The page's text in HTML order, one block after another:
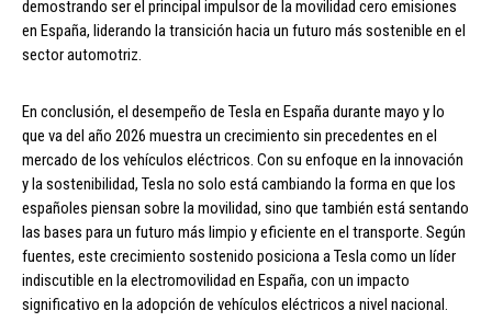
demostrando ser el principal impulsor de la movilidad cero emisiones
en España, liderando la transición hacia un futuro más sostenible en el
sector automotriz.
En conclusión, el desempeño de Tesla en España durante mayo y lo
que va del año 2026 muestra un crecimiento sin precedentes en el
mercado de los vehículos eléctricos. Con su enfoque en la innovación
y la sostenibilidad, Tesla no solo está cambiando la forma en que los
españoles piensan sobre la movilidad, sino que también está sentando
las bases para un futuro más limpio y eficiente en el transporte. Según
fuentes, este crecimiento sostenido posiciona a Tesla como un líder
indiscutible en la electromovilidad en España, con un impacto
significativo en la adopción de vehículos eléctricos a nivel nacional.